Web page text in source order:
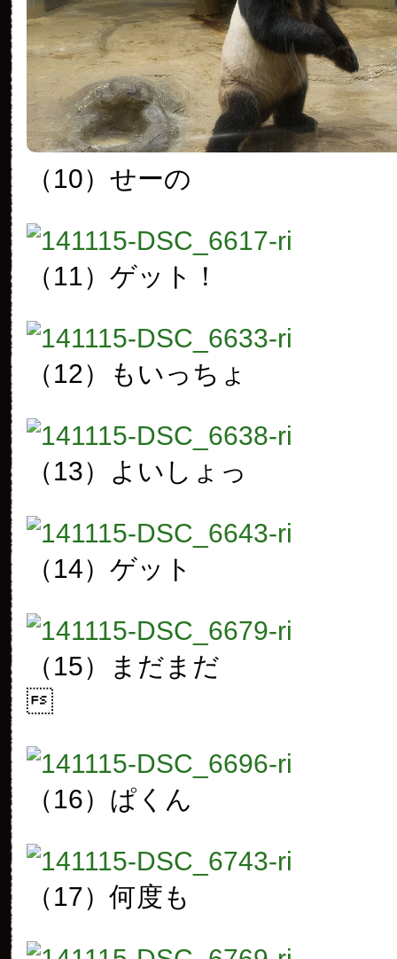
（10）せーの
（11）ゲット！
（12）もいっちょ
（13）よいしょっ
（14）ゲット
（15）まだまだ
（16）ぱくん
（17）何度も